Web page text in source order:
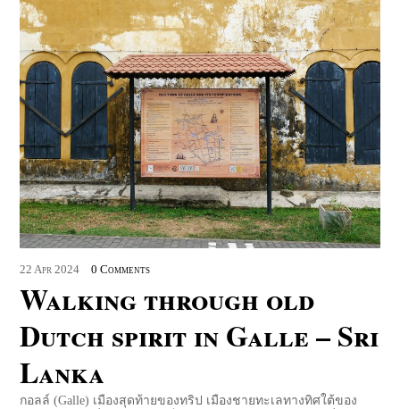
22 Apr 2024 0 Comments
Walking through old
Dutch spirit in Galle – Sri
Lanka
กอลล์ (Galle) เมืองสุดท้ายของทริป เมืองชายทะเลทางทิศใต้ของ